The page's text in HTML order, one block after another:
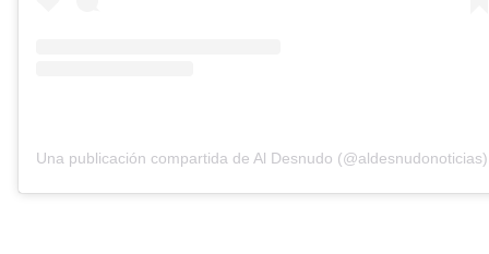
Una publicación compartida de Al Desnudo (@aldesnudonoticias)